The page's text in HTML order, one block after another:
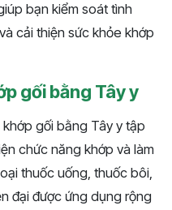
bạn kiểm soát tình
cải thiện sức khỏe khớp
gối bằng Tây y
gối bằng Tây y tập
chức năng khớp và làm
thuốc uống, thuốc bôi,
đại được ứng dụng rộng